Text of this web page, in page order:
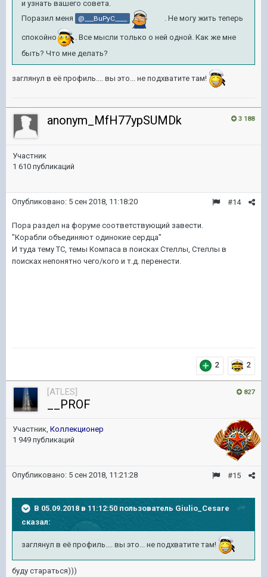
и узнать вашего совета.
Поразил меня
@___BuPyC____ . Не могу жить теперь
спокойно
. Все мысли только о ней одной. Как же мне
быть? Что мне делать?
заглянул в её профиль.... вы это... не подхватите там!
3 188
anonym_MfH77ypSUMDk
Участник
1 610 публикаций
#14
Опубликовано: 5 сен 2018, 11:18:20
Пора раздел на форуме соответствующий завести.
"Корабли объединяют одинокие сердца"
И туда тему ТС, темы Компаса в поисках Стеллы, Стеллы в
поисках непонятно чего/кого и т.д. перенести.
2 2
827
[ATLES]
__PROF
Участник, Коллекционер
1 949 публикаций
#15
Опубликовано: 5 сен 2018, 11:21:28
В 05.09.2018 в 11:12:50 пользователь Giulio_Cesare
сказал:
заглянул в её профиль.... вы это... не подхватите там!
буду стараться)))